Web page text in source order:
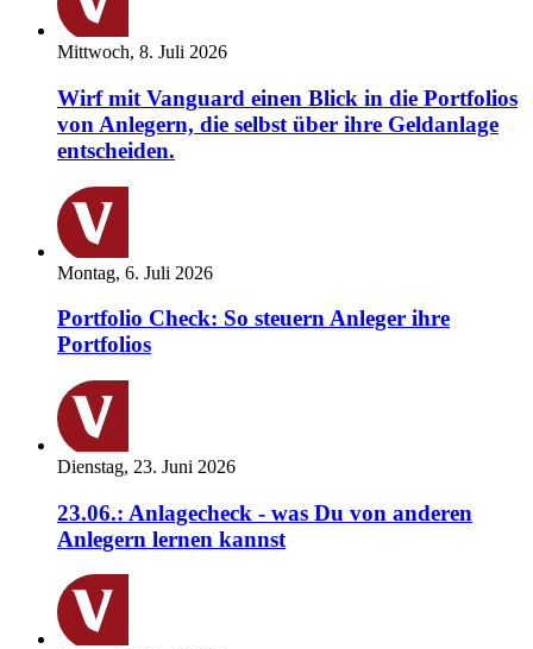
Mittwoch, 8. Juli 2026
Wirf mit Vanguard einen Blick in die Portfolios
von Anlegern, die selbst über ihre Geldanlage
entscheiden.
Montag, 6. Juli 2026
Portfolio Check: So steuern Anleger ihre
Portfolios
Dienstag, 23. Juni 2026
23.06.: Anlagecheck - was Du von anderen
Anlegern lernen kannst